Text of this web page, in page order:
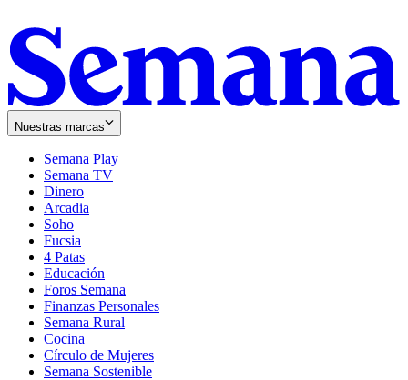
Nuestras marcas
Semana Play
Semana TV
Dinero
Arcadia
Soho
in
new
window
Fucsia
in
new
window
4 Patas
Educación
Foros Semana
Finanzas Personales
Semana Rural
Cocina
Círculo de Mujeres
Semana Sostenible